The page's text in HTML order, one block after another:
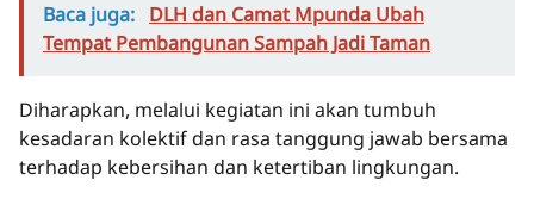
Baca juga: DLH dan Camat Mpunda Ubah
Tempat Pembangunan Sampah Jadi Taman
Diharapkan, melalui kegiatan ini akan tumbuh
kesadaran kolektif dan rasa tanggung jawab bersama
terhadap kebersihan dan ketertiban lingkungan.